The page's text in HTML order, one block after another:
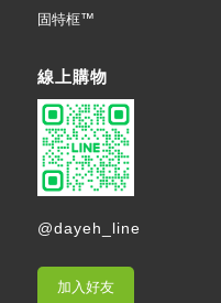
固特框™
線上購物
@dayeh_line
加入好友